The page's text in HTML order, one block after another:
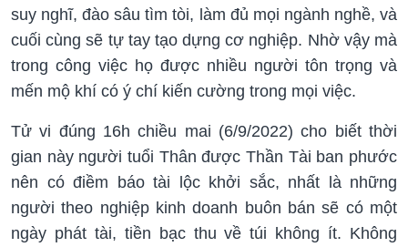
suy nghĩ, đào sâu tìm tòi, làm đủ mọi ngành nghề, và
cuối cùng sẽ tự tay tạo dựng cơ nghiệp. Nhờ vậy mà
trong công việc họ được nhiều người tôn trọng và
mến mộ khí có ý chí kiến cường trong mọi việc.
Tử vi đúng 16h chiều mai (6/9/2022) cho biết thời
gian này người tuổi Thân được Thần Tài ban phước
nên có điềm báo tài lộc khởi sắc, nhất là những
người theo nghiệp kinh doanh buôn bán sẽ có một
ngày phát tài, tiền bạc thu về túi không ít. Không